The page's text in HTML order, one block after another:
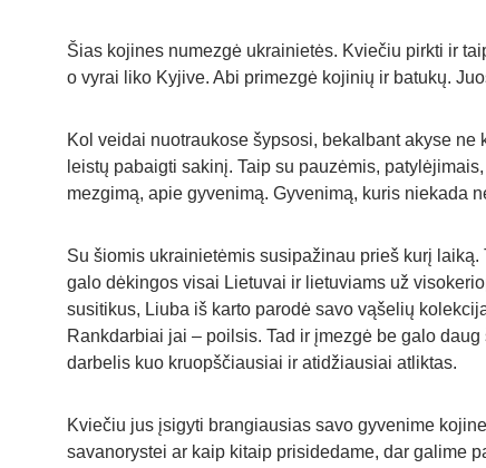
Šias kojines numezgė ukrainietės. Kviečiu pirkti ir
o vyrai liko Kyjive. Abi primezgė kojinių ir batukų.
Kol veidai nuotraukose šypsosi, bekalbant akyse
leistų pabaigti sakinį. Taip su pauzėmis,
mezgimą, apie gyvenimą. Gyvenimą, kuris niekada
Su šiomis ukrainietėmis susipažinau prieš kurį
galo dėkingos visai Lietuvai ir lietuviams už
susitikus, Liuba iš karto parodė savo vąšelių
Rankdarbiai jai – poilsis. Tad ir įmezgė be galo
darbelis kuo kruopščiausiai ir atidžiausiai atliktas.
Kviečiu jus įsigyti brangiausias savo gyvenime
savanorystei ar kaip kitaip prisidedame, dar galime